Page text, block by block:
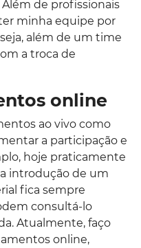
de profissionais
minha equipe por
além de um time
a troca de
online
ao vivo como
a participação e
hoje praticamente
introdução de um
fica sempre
consultá-lo
Atualmente, faço
online,